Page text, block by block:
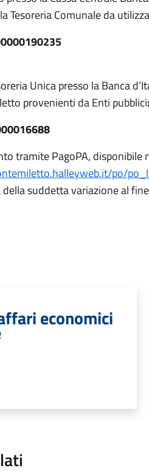
Tesoreria Comunale da
Unica presso la Banca
provenienti da Enti pubblici
tramite PagoPA,
po/
suddetta variazione al
economici